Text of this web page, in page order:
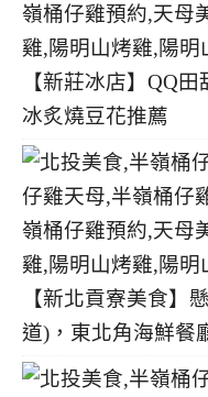
【新莊冰店】QQ
冰炙燒豆花推薦
【新北貢寮美食】
道)，東北角海鮮餐